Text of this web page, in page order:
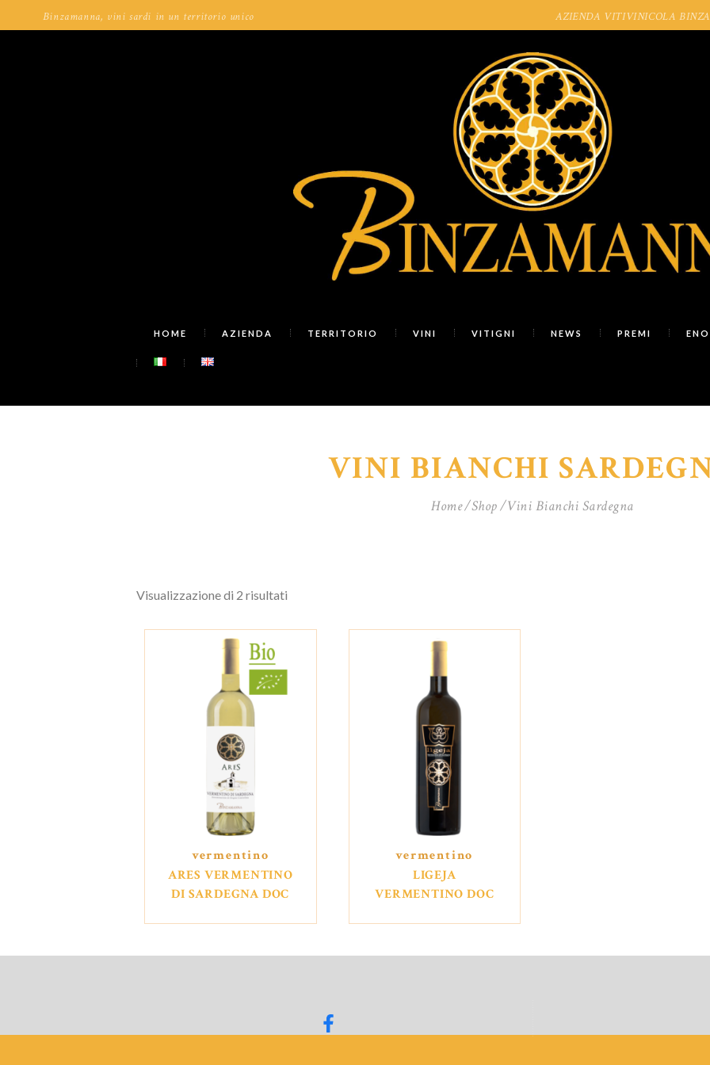
Binzamanna, vini sardi in un territorio unico AZIENDA VITIVINICOLA
HOME AZIENDA TERRITORIO VINI VITIGNI NEWS PREMI
VINI BIANCHI
Home Shop Vini Bianchi Sardegna
Visualizzazione di 2 risultati
vermentino
ARES VERMENTINO
DI SARDEGNA DOC
vermentino
LIGEJA
VERMENTINO DOC